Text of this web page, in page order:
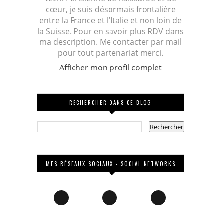
cœur, je suis désormais frontalière
entre la France et l'Italie et non loin de
la Suisse. Pour en savoir plus RDV dans
ma description. Me contacter par mail
pour tout partenariat merci.
Afficher mon profil complet
RECHERCHER DANS CE BLOG
MES RÉSEAUX SOCIAUX - SOCIAL NETWORKS